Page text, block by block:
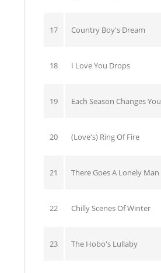
17 Country Boy's Dream
18 I Love You Drops
19 Each Season Changes You
20 (Love's) Ring Of Fire
21 There Goes A Lonely Man
22 Chilly Scenes Of Winter
23 The Hobo's Lullaby